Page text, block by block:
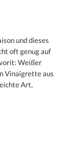
und dieses
oft genug auf
Weißer
Vinaigrette aus
Art,